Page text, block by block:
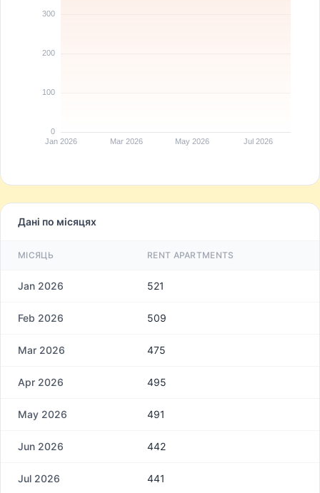
Дані по місяцях
МІСЯЦЬ RENT APARTMENTS
Jan 2026 521
Feb 2026 509
Mar 2026 475
Apr 2026 495
May 2026 491
Jun 2026 442
Jul 2026 441